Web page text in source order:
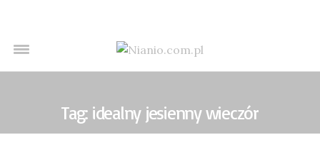
Tag: idealny jesienny wieczór